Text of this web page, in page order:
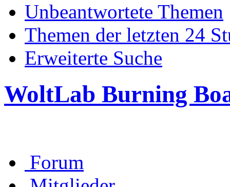
Unbeantwortete Themen
Themen der letzten 24
Erweiterte Suche
WoltLab Burning
Forum